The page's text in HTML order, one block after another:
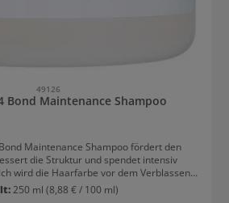
49126
Bond Maintenance Shampoo
Maintenance Shampoo fördert den
die Struktur und spendet intensiv
wird die Haarfarbe vor dem Verblassen
Bis-Aminopropyl Diglycol Dimaleate
250 ml (8,88 € / 100 ml)